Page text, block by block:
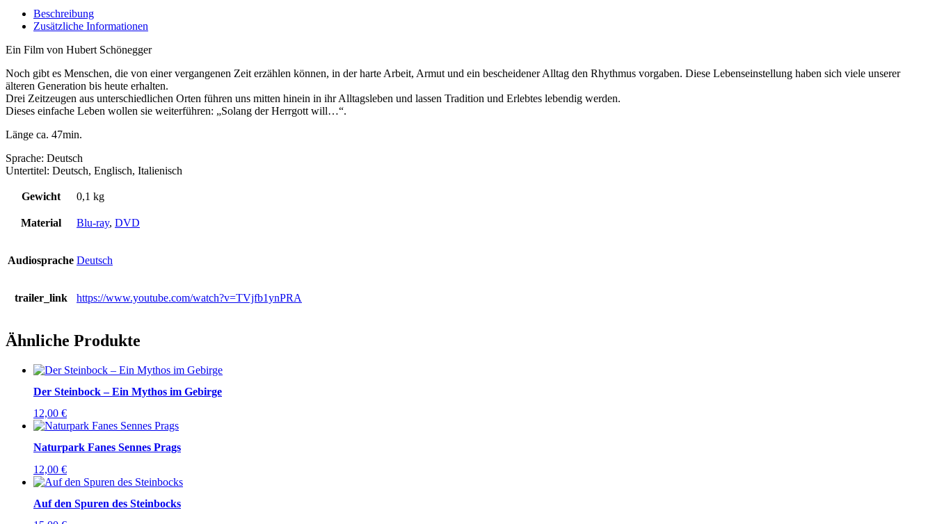
MengeBeschreibung
Zusätzliche Informationen
Ein Film von Hubert Schönegger
Noch gibt es Menschen, die von einer vergangenen Zeit erzählen können, in der harte Arbeit, Armut und ein bescheidener Alltag den Rhythmus vorgaben. Diese Lebenseinstellung haben sich viele unserer
älteren Generation bis heute erhalten.
Drei Zeitzeugen aus unterschiedlichen Orten führen uns mitten hinein in ihr Alltagsleben und lassen Tradition und Erlebtes lebendig werden.
Dieses einfache Leben wollen sie weiterführen: „Solang der Herrgott will…“.
Länge ca. 47min.
Sprache: Deutsch
Untertitel: Deutsch, Englisch, Italienisch
Gewicht 0,1 kg
Material Blu-ray, DVD
Audiosprache Deutsch
trailer_link https://www.youtube.com/watch?v=TVjfb1ynPRA
Ähnliche Produkte
Der Steinbock – Ein Mythos im Gebirge
12,00 €
Naturpark Fanes Sennes Prags
12,00 €
Auf den Spuren des Steinbocks